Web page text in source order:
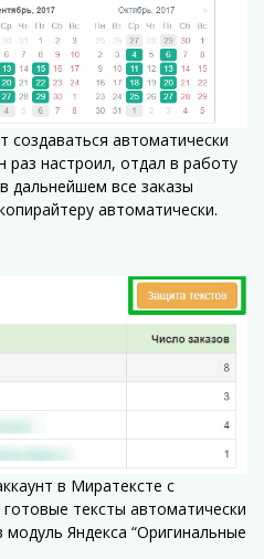
создаваться автоматически
настроил, отдал в работу
дальнейшем все заказы
автоматически.
в Миратексте с
тексты автоматически
Яндекса “Оригинальные